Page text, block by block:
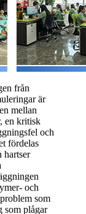
från
är
mellan
en kritisk
och
fördelas
hartser
och
som
som plågar